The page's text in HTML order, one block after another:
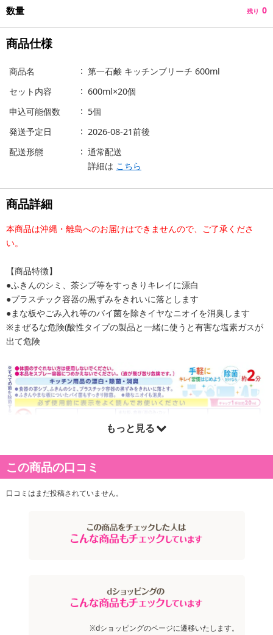
数量 残り 0
商品仕様
商品名
第一石鹸 キッチンブリーチ 600ml
セット内容
600ml×20個
申込可能個数
5個
発送予定日
2026-08-21前後
配送形態
通常配送
詳細は こちら
商品詳細
本商品は沖縄・離島へのお届けはできませんので、ご了承くださ
い。
【商品特徴】
●ふきんのシミ、茶シブ等をすっきりキレイに漂白
●プラスチック容器の黒ずみをきれいに落とします
●まな板やごみ入れ等のバイ菌を除きイヤなニオイを消臭します
※まぜるな危険(酸性タイプの製品と一緒に使うと有害な塩素ガスが
出て危険
もっと見る
この商品の口コミ
口コミはまだ投稿されていません。
※dショッピングのページに遷移いたします。